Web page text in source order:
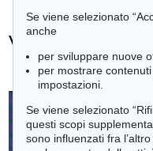
Victor Vasarely
tute le offerte
Se viene selezionato
anche
per sviluppare nuove
per mostrare
impostazioni.
Se viene selezionato
questi scopi
sono influenzati fra